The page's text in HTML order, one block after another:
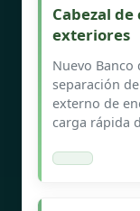
Cabezal
exteriores
Nuevo
separación
externo de
carga rápida